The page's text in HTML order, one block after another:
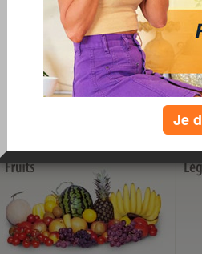
Grâce à une alimentation équilibrée
en vitamines, en minéraux et en fibres seront
Les fruits et légumes sont disponibles en
connaître car en consommant les fruits et
participez aussi au développement durable et
Retrouvez ici les fruits et légumes de
Je